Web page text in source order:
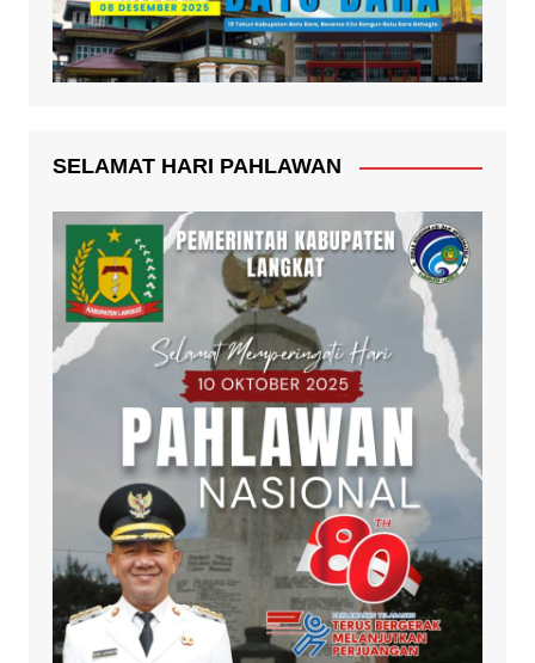
SELAMAT HARI PAHLAWAN